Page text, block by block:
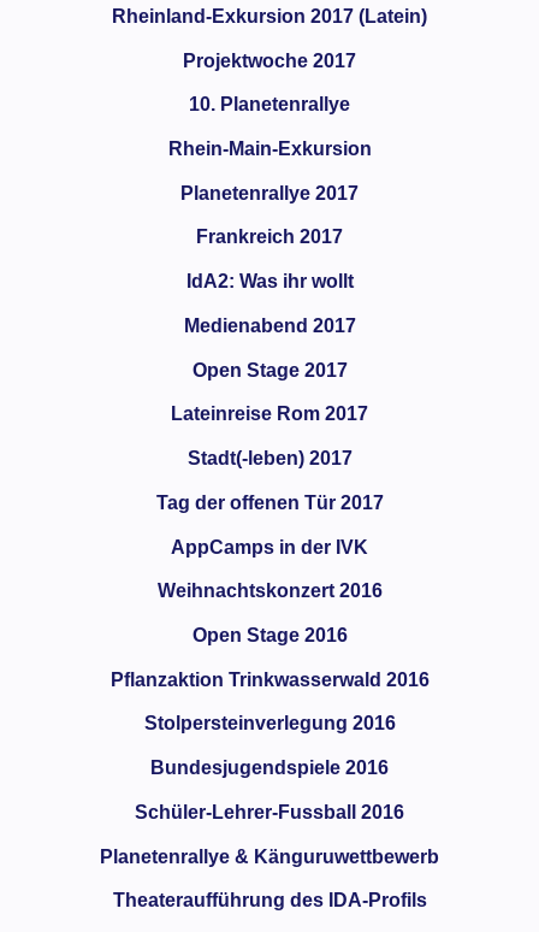
Rheinland-Exkursion 2017 (Latein)
Projektwoche 2017
10. Planetenrallye
Rhein-Main-Exkursion
Planetenrallye 2017
Frankreich 2017
IdA2: Was ihr wollt
Medienabend 2017
Open Stage 2017
Lateinreise Rom 2017
Stadt(-leben) 2017
Tag der offenen Tür 2017
AppCamps in der IVK
Weihnachtskonzert 2016
Open Stage 2016
Pflanzaktion Trinkwasserwald 2016
Stolpersteinverlegung 2016
Bundesjugendspiele 2016
Schüler-Lehrer-Fussball 2016
Planetenrallye & Känguruwettbewerb
Theateraufführung des IDA-Profils